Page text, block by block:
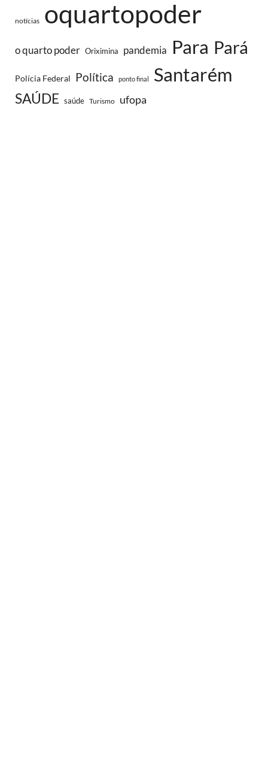
notícias oquartopoder
o quarto poder Oriximina pandemia Para Pará
Polícia Federal Política ponto final Santarém
SAÚDE saúde Turismo ufopa